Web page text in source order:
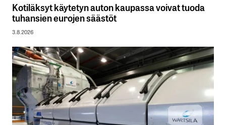
Kotiläksyt käytetyn auton kaupassa voivat tuoda
tuhansien eurojen säästöt
3.8.2026